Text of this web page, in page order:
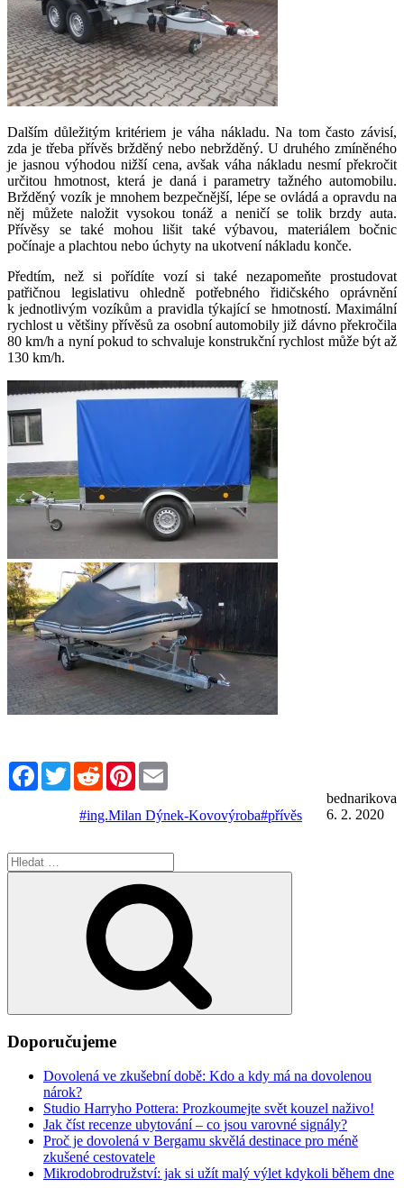
Dalším důležitým kritériem je váha nákladu. Na tom často závisí,
zda je třeba přívěs bržděný nebo nebržděný. U druhého zmíněného
je jasnou výhodou nižší cena, avšak váha nákladu nesmí překročit
určitou hmotnost, která je daná i parametry tažného automobilu.
Bržděný vozík je mnohem bezpečnější, lépe se ovládá a opravdu na
něj můžete naložit vysokou tonáž a neničí se tolik brzdy auta.
Přívěsy se také mohou lišit také výbavou, materiálem bočnic
počínaje a plachtou nebo úchyty na ukotvení nákladu konče.
Předtím, než si pořídíte vozí si také nezapomeňte prostudovat
patřičnou legislativu ohledně potřebného řidičského oprávnění
k jednotlivým vozíkům a pravidla týkající se hmotností. Maximální
rychlost u většiny přívěsů za osobní automobily již dávno překročila
80 km/h a nyní pokud to schvaluje konstrukční rychlost může být až
130 km/h.
FacebookTwitterRedditPinterest
bednarikova
6. 2. 2020
#ing.Milan Dýnek-Kovovýroba#přívěs
Hledat:
Doporučujeme
Dovolená ve zkušební době: Kdo a kdy má na dovolenou
nárok?
Studio Harryho Pottera: Prozkoumejte svět kouzel naživo!
Jak číst recenze ubytování – co jsou varovné signály?
Proč je dovolená v Bergamu skvělá destinace pro méně
zkušené cestovatele
Mikrodobrodružství: jak si užít malý výlet kdykoli během dne